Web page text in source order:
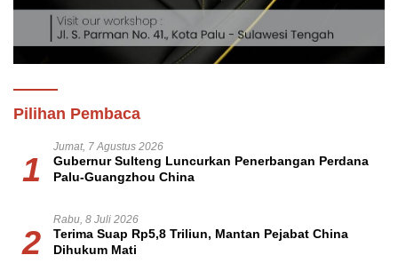
Pilihan Pembaca
1
Jumat, 7 Agustus 2026
Gubernur Sulteng Luncurkan Penerbangan Perdana
Palu-Guangzhou China
2
Rabu, 8 Juli 2026
Terima Suap Rp5,8 Triliun, Mantan Pejabat China
Dihukum Mati